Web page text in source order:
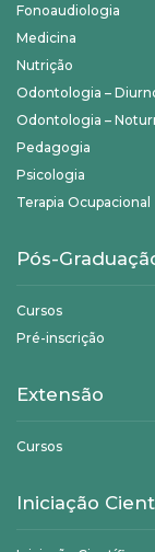
Fonoaudiologia
Medicina
Nutrição
Odontologia –
Odontologia –
Pedagogia
Psicologia
Terapia Ocupacional
Pós-
Cursos
Pré-inscrição
Extensão
Cursos
Iniciação